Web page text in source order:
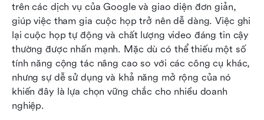
trên các dịch vụ của Google và giao diện đơn giản,
giúp việc tham gia cuộc họp trở nên dễ dàng. Việc ghi
lại cuộc họp tự động và chất lượng video đáng tin cậy
thường được nhấn mạnh. Mặc dù có thể thiếu một số
tính năng cộng tác nâng cao so với các công cụ khác,
nhưng sự dễ sử dụng và khả năng mở rộng của nó
khiến đây là lựa chọn vững chắc cho nhiều doanh
nghiệp.